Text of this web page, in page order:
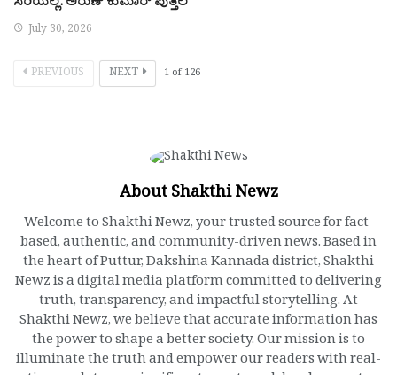
July 30, 2026
PREVIOUS NEXT 1 of126
About Shakthi Newz
Welcome to Shakthi Newz, your trusted source for fact-
based, authentic, and community-driven news. Based in
the heart of Puttur, Dakshina Kannada district, Shakthi
Newz is a digital media platform committed to delivering
truth, transparency, and impactful storytelling. At
Shakthi Newz, we believe that accurate information has
the power to shape a better society. Our mission is to
illuminate the truth and empower our readers with real-